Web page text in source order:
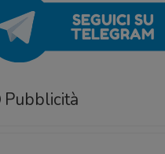
Pubblicità